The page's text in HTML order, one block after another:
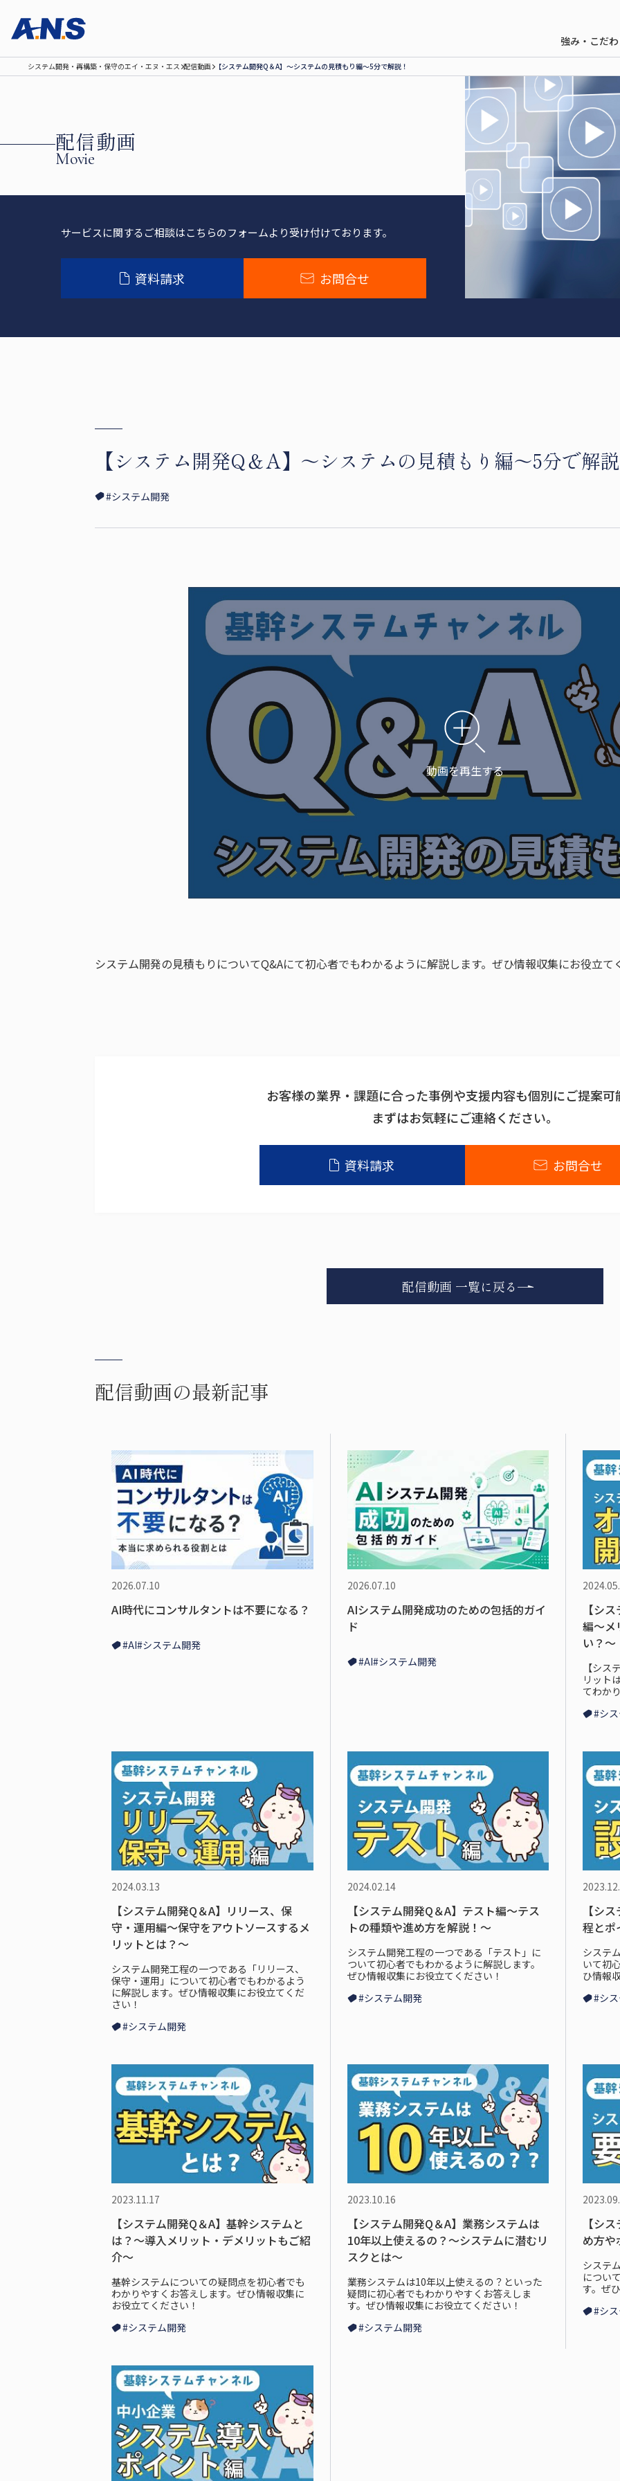
強み・こだわ
システム開発‧再構築‧保守のエイ‧エヌ‧エス 配信動画 【システム開発Q＆A】～システムの見積もり編～5分で解説！
Movie
配信動画
サービスに関するご相談はこちらのフォームより受け付けております。
資料請求 お問合せ
【システム開発Q＆A】～システムの見積もり編～5分で解
#システム開発
動画を再生する
システム開発の見積もりについてQ&Aにて初心者でもわかるように解説します。ぜひ情報収集にお役立て
お客様の業界・課題に合った事例や支援内容も個別にご提案可
まずはお気軽にご連絡ください。
資料請求 お問合せ
配信動画 一覧に戻る
配信動画の最新記事
2026.07.10
AI時代にコンサルタントは不要になる？
#AI#システム開発
2026.07.10
AIシステム開発成功のための包括的ガイ
ド
#AI#システム開発
【シ
編～メ
い？～
【シス
リット
てわか
#シ
2024.03.13
【システム開発Q＆A】リリース、保
守・運用編～保守をアウトソースするメ
リットとは？～
システム開発工程の一つである「リリース、
保守・運用」について初心者でもわかるよう
に解説します。ぜひ情報収集にお役立てくだ
さい！
#システム開発
2024.02.14
【システム開発Q＆A】テスト編～テス
トの種類や進め方を解説！～
システム開発工程の一つである「テスト」に
ついて初心者でもわかるように解説します。
ぜひ情報収集にお役立てください！
#システム開発
【シ
程とポ
システ
いて初
ひ情報
#シ
2023.11.17
【システム開発Q＆A】基幹システムと
は？～導入メリット・デメリットもご紹
介～
基幹システムについての疑問点を初心者でも
わかりやすくお答えします。ぜひ情報収集に
お役立てください！
#システム開発
2023.10.16
【システム開発Q＆A】業務システムは
10年以上使えるの？～システムに潜むリ
スクとは～
業務システムは10年以上使えるの？といった
疑問に初心者でもわかりやすくお答えしま
す。ぜひ情報収集にお役立てください！
#システム開発
【シ
め方や
システ
につい
す。ぜ
#シ